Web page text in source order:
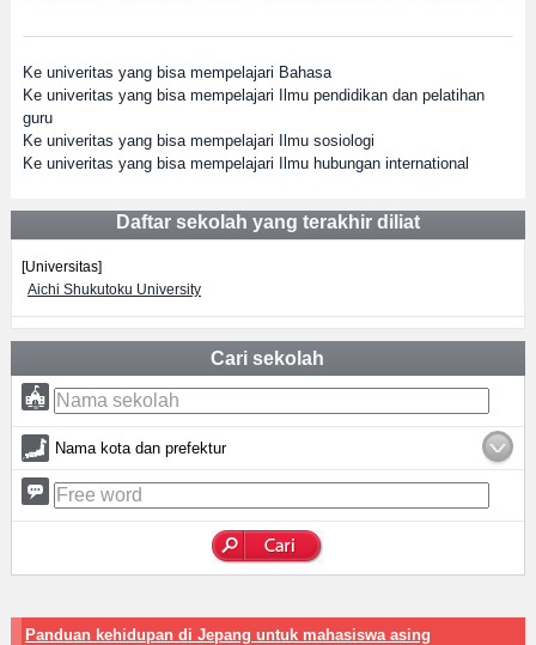
Ke univeritas yang bisa mempelajari Bahasa
Ke univeritas yang bisa mempelajari Ilmu pendidikan dan pelatihan
guru
Ke univeritas yang bisa mempelajari Ilmu sosiologi
Ke univeritas yang bisa mempelajari Ilmu hubungan international
Daftar sekolah yang terakhir diliat
[Universitas]
Aichi Shukutoku University
Cari sekolah
Nama kota dan prefektur
Panduan kehidupan di Jepang untuk mahasiswa asing